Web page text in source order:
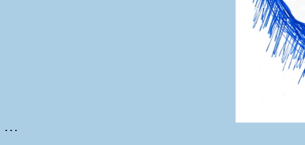
. . .